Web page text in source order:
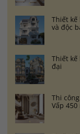
Thiết
và độc
Thiết
đại
Thi
Vấp 450